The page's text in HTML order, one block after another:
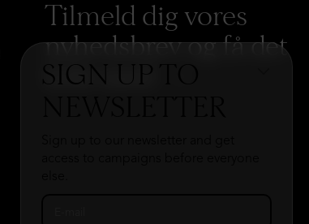
SIGN UP TO
Tilmeld dig vores
nyhedsbrev og få det
hele med